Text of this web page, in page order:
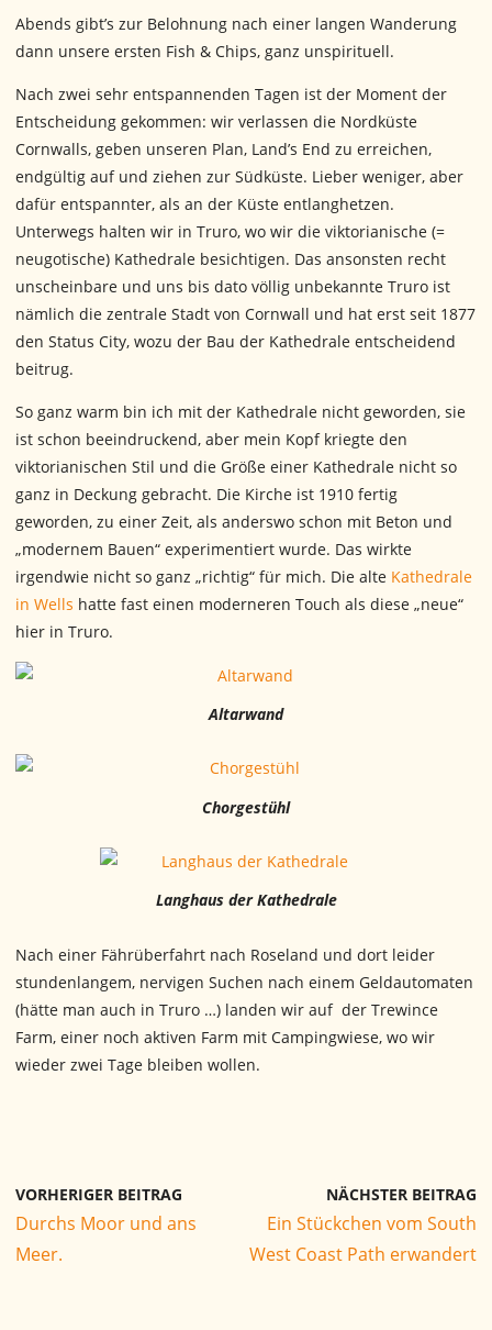
Abends gibt’s zur Belohnung nach einer langen Wanderung
dann unsere ersten Fish & Chips, ganz unspirituell.
Nach zwei sehr entspannenden Tagen ist der Moment der
Entscheidung gekommen: wir verlassen die Nordküste
Cornwalls, geben unseren Plan, Land’s End zu erreichen,
endgültig auf und ziehen zur Südküste. Lieber weniger, aber
dafür entspannter, als an der Küste entlanghetzen.
Unterwegs halten wir in Truro, wo wir die viktorianische (=
neugotische) Kathedrale besichtigen. Das ansonsten recht
unscheinbare und uns bis dato völlig unbekannte Truro ist
nämlich die zentrale Stadt von Cornwall und hat erst seit 1877
den Status City, wozu der Bau der Kathedrale entscheidend
beitrug.
So ganz warm bin ich mit der Kathedrale nicht geworden, sie
ist schon beeindruckend, aber mein Kopf kriegte den
viktorianischen Stil und die Größe einer Kathedrale nicht so
ganz in Deckung gebracht. Die Kirche ist 1910 fertig
geworden, zu einer Zeit, als anderswo schon mit Beton und
„modernem Bauen“ experimentiert wurde. Das wirkte
irgendwie nicht so ganz „richtig“ für mich. Die alte Kathedrale
in Wells hatte fast einen moderneren Touch als diese „neue“
hier in Truro.
Altarwand
Chorgestühl
Langhaus der Kathedrale
Nach einer Fährüberfahrt nach Roseland und dort leider
stundenlangem, nervigen Suchen nach einem Geldautomaten
(hätte man auch in Truro …) landen wir auf der Trewince
Farm, einer noch aktiven Farm mit Campingwiese, wo wir
wieder zwei Tage bleiben wollen.
VORHERIGER BEITRAG
Durchs Moor und ans
Meer.
NÄCHSTER BEITRAG
Ein Stückchen vom South
West Coast Path erwandert